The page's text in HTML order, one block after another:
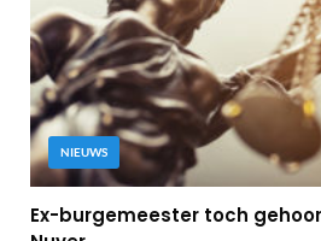
NIEUWS
Ex-burgemeester toch